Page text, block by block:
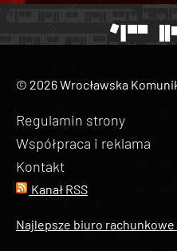
© 2026 Wrocławska
Regulamin strony
Współpraca i reklama
Kontakt
Kanał RSS
Najlepsze biuro rachunkowe